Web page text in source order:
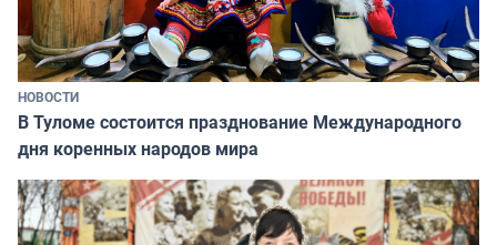
НОВОСТИ
В Туломе состоится празднование Международного
дня коренных народов мира